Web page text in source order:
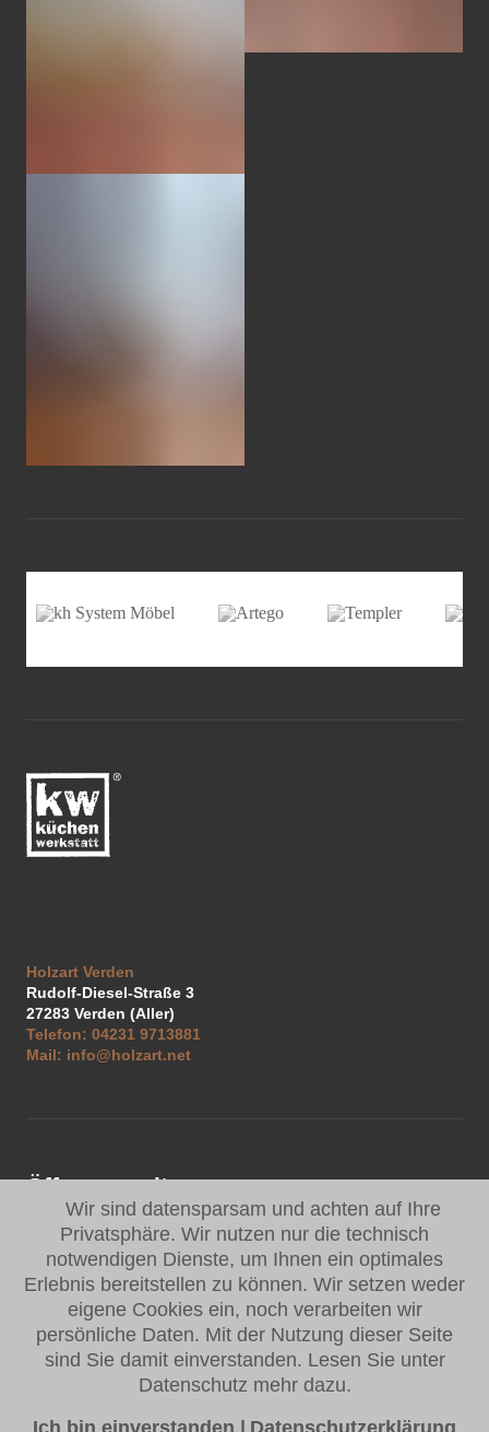
Jetzt gleich einen Planungstermin für
Holzart Verden
Rudolf-Diesel-Straße 3
27283 Verden (Aller)
Telefon: 04231 9713881
Mail: info@holzart.net
Öffnungszeiten:
Mo - Do 07:30 - 16:30 Uhr
Fr 07:30 - 14:30 Uhr
Oder rufen Sie uns an für Ihren persönlichen Termin.
©kw küchenwerkstatt 2026 - Die besten Marken finden Sie bei
Wir sind datensparsam und achten auf Ihre
Privatsphäre. Wir nutzen nur die technisch
notwendigen Dienste, um Ihnen ein optimales
Erlebnis bereitstellen zu können. Wir setzen weder
eigene Cookies ein, noch verarbeiten wir
persönliche Daten. Mit der Nutzung dieser Seite
sind Sie damit einverstanden. Lesen Sie unter
Datenschutz mehr dazu.
Ich bin einverstanden
Datenschutzerklärung